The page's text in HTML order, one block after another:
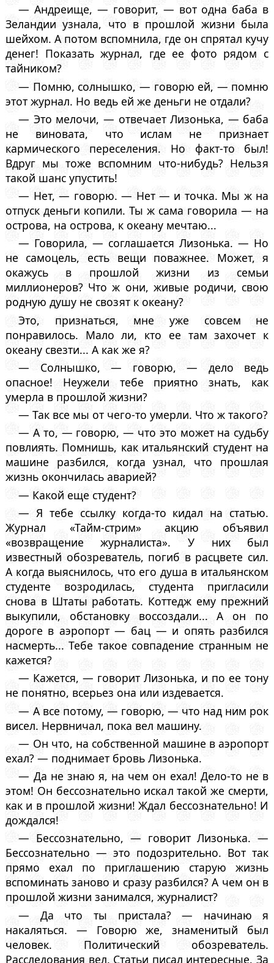
— Андреище, — говорит, — вот одна баба в
Зеландии узнала, что в прошлой жизни была
шейхом. А потом вспомнила, где он спрятал кучу
денег! Показать журнал, где ее фото рядом с
тайником?
— Помню, солнышко, — говорю ей, — помню
этот журнал. Но ведь ей же деньги не отдали?
— Это мелочи, — отвечает Лизонька, — баба
не виновата, что ислам не признает
кармического переселения. Но факт-то был!
Вдруг мы тоже вспомним что-нибудь? Нельзя
такой шанс упустить!
— Нет, — говорю. — Нет — и точка. Мы ж на
отпуск деньги копили. Ты ж сама говорила — на
острова, на острова, к океану мечтаю...
— Говорила, — соглашается Лизонька. — Но
не самоцель, есть вещи поважнее. Может, я
окажусь в прошлой жизни из семьи
миллионеров? Что ж они, живые родичи, свою
родную душу не свозят к океану?
Это, признаться, мне уже совсем не
понравилось. Мало ли, кто ее там захочет к
океану свезти... А как же я?
— Солнышко, — говорю, — дело ведь
опасное! Неужели тебе приятно знать, как
умерла в прошлой жизни?
— Так все мы от чего-то умерли. Что ж такого?
— А то, — говорю, — что это может на судьбу
повлиять. Помнишь, как итальянский студент на
машине разбился, когда узнал, что прошлая
жизнь окончилась аварией?
— Какой еще студент?
— Я тебе ссылку когда-то кидал на статью.
Журнал «Тайм-стрим» акцию объявил
«возвращение журналиста». У них был
известный обозреватель, погиб в расцвете сил.
А когда выяснилось, что его душа в итальянском
студенте возродилась, студента пригласили
снова в Штаты работать. Коттедж ему прежний
выкупили, обстановку воссоздали... А он по
дороге в аэропорт — бац — и опять разбился
насмерть... Тебе такое совпадение странным не
кажется?
— Кажется, — говорит Лизонька, и по ее тону
не понятно, всерьез она или издевается.
— А все потому, — говорю, — что над ним рок
висел. Нервничал, пока вел машину.
— Он что, на собственной машине в аэропорт
ехал? — поднимает бровь Лизонька.
— Да не знаю я, на чем он ехал! Дело-то не в
этом! Он бессознательно искал такой же смерти,
как и в прошлой жизни! Ждал бессознательно! И
дождался!
— Бессознательно, — говорит Лизонька. —
Бессознательно — это подозрительно. Вот так
прямо ехал по приглашению старую жизнь
вспоминать заново и сразу разбился? А чем он в
прошлой жизни занимался, журналист?
— Да что ты пристала? — начинаю я
накаляться. — Говорю же, знаменитый был
человек. Политический обозреватель.
Расследования вел. Статьи писал интересные. За